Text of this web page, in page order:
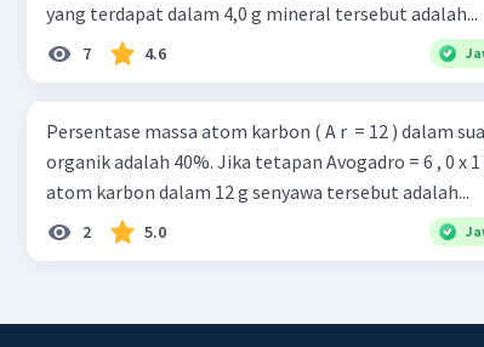
yang terdapat dalam 4,0 g mineral tersebut adalah...
7 4.6
Persentase massa atom karbon ( A r ​ = 12 ) dalam
organik adalah 40%. Jika tetapan Avogadro = 6 , 0 x
atom karbon dalam 12 g senyawa tersebut adalah...
2 5.0